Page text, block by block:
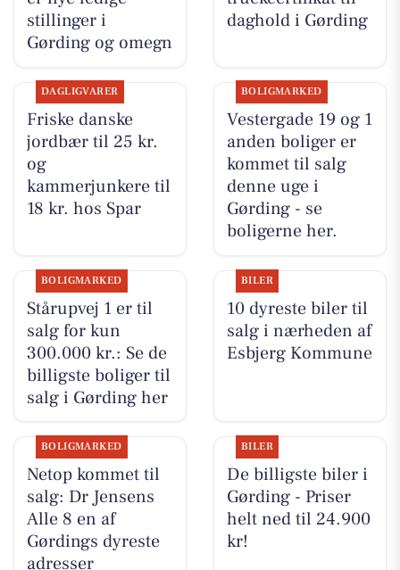
stillinger i
Gørding og omegn
daghold i Gørding
DAGLIGVARER
Friske danske
jordbær til 25 kr.
og
kammerjunkere til
18 kr. hos Spar
BOLIGMARKED
Vestergade 19 og 1
anden boliger er
kommet til salg
denne uge i
Gørding - se
boligerne her.
BOLIGMARKED
Stårupvej 1 er til
salg for kun
300.000 kr.: Se de
billigste boliger til
salg i Gørding her
BILER
10 dyreste biler til
salg i nærheden af
Esbjerg Kommune
BOLIGMARKED
Netop kommet til
salg: Dr Jensens
Alle 8 en af
Gørdings dyreste
adresser
BILER
De billigste biler i
Gørding - Priser
helt ned til 24.900
kr!